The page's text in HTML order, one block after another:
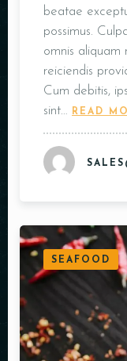
beatae
possimus.
omnis aliquam
reiciendis
Cum debitis,
sint…
READ
SEAFOOD